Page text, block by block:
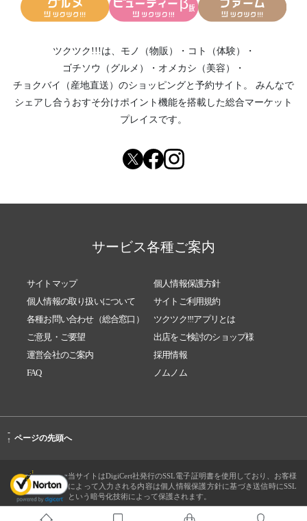
ツクツク!!!は、 モノ（物販） ・ コト（体験）
・
ゴチソウ（グルメ）
・ オメカシ（美容）
・
チョクバイ（産地直送） のショッピングと予約サイト。
みんなで
シェアし合う おすそ分けポイント機能を搭載した総合マーケット
プレイスです。
サービス各種ご案内
サイトマップ
個人情報保護方針
個人情報の取り扱いについて
サイトご利用規約
各種お問い合わせ（総合窓口）
ツクツク!!!アプリとは
ご意見・ご要望
出店をご検討のショップ様
運営会社のご案内
採用情報
FAQ
ノムノム
-
↑ ページの先頭へ
当サイトはDigiCert社発行のSSL電子証明書を使用しており、お客様
によって入力される内容は個人情報保護方針に基づき送信時にSSL
という暗号化技術によって保護されます。